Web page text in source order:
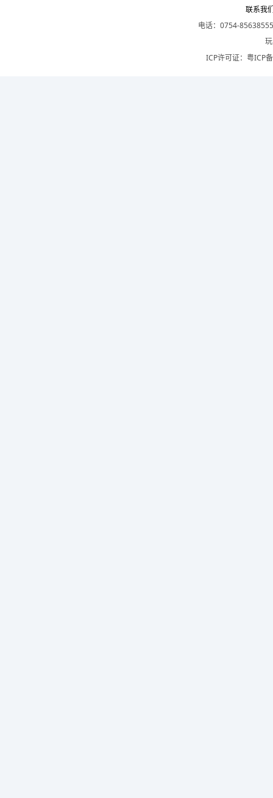
联系我
电话：0754-
ICP许可证： 粤ICP